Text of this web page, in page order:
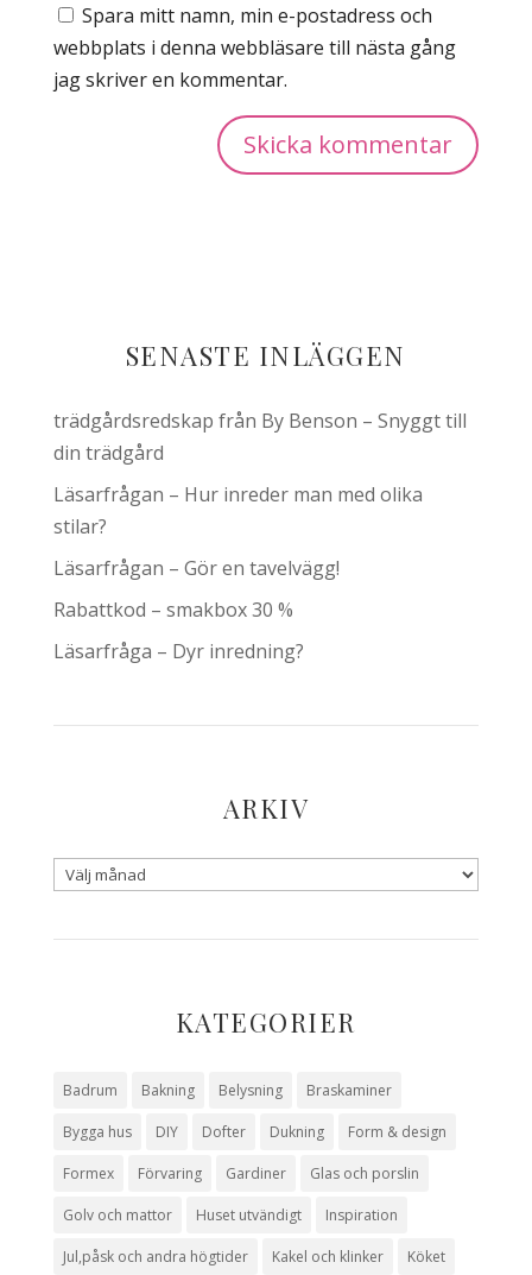
Spara mitt namn, min e-postadress och
webbplats i denna webbläsare till nästa gång
jag skriver en kommentar.
SENASTE INLÄGGEN
trädgårdsredskap från By Benson – Snyggt till
din trädgård
Läsarfrågan – Hur inreder man med olika
stilar?
Läsarfrågan – Gör en tavelvägg!
Rabattkod – smakbox 30 %
Läsarfråga – Dyr inredning?
ARKIV
KATEGORIER
Badrum Bakning Belysning Braskaminer
Bygga hus DIY Dofter Dukning Form & design
Formex Förvaring Gardiner Glas och porslin
Golv och mattor Huset utvändigt Inspiration
Jul,påsk och andra högtider Kakel och klinker Köket